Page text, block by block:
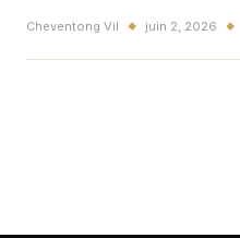
Cheventong Vil ◆ juin 2, 2026 ◆